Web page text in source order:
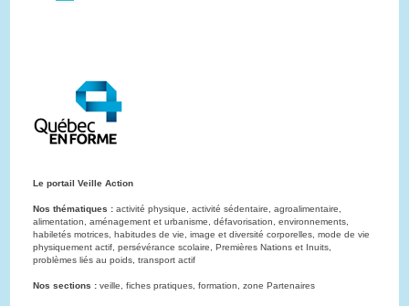
Le portail Veille Action
Nos thématiques : activité physique, activité sédentaire, agroalimentaire,
alimentation, aménagement et urbanisme, défavorisation, environnements,
habiletés motrices, habitudes de vie, image et diversité corporelles, mode de vie
physiquement actif, persévérance scolaire, Premières Nations et Inuits,
problèmes liés au poids, transport actif
Nos sections : veille, fiches pratiques, formation, zone Partenaires